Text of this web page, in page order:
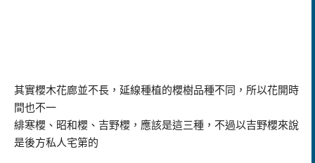
其實櫻木花廊並不長，延線種植的櫻樹品種不同，所以花開時
間也不一
緋寒櫻、昭和櫻、吉野櫻，應該是這三種，不過以吉野櫻來說
是後方私人宅第的